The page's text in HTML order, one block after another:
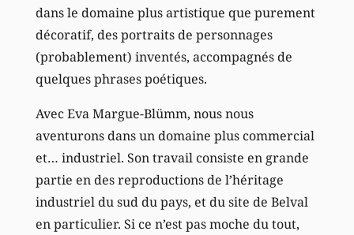
dans le domaine plus artistique que purement
décoratif, des portraits de personnages
(probablement) inventés, accompagnés de
quelques phrases poétiques.
Avec Eva Margue-Blümm, nous nous
aventurons dans un domaine plus commercial
et… industriel. Son travail consiste en grande
partie en des reproductions de l’héritage
industriel du sud du pays, et du site de Belval
en particulier. Si ce n’est pas moche du tout,